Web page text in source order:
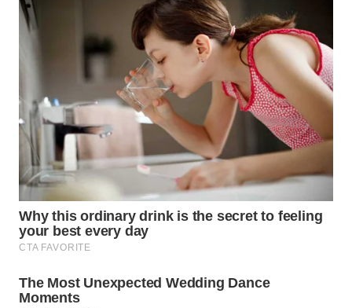
CIANJUR
WN
TANGERANG
WN
BINJAI
WN
WN